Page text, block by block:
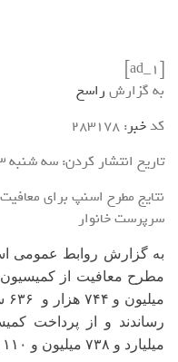
[ad_1]
به گزارش راسخ
کدخبر: 283178
تاریخ انتشار کردن: سه شنبه 13 خرداد 1404 – 20:01
نتایج مطرح اسنپ برای
سرپرست خانوار
به گزارش روابط عمومی
مطرح معافیت از
میلیون و ۷۴۴ هزار و
۶۳۶
میلیارد و ۷۳۸ میلیون و ۱۱۰ هزار تومان معاف شدند.